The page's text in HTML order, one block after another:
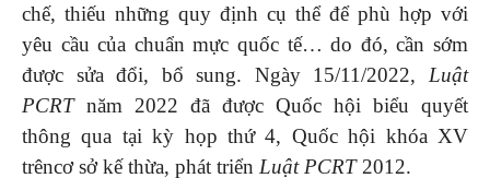
chế, thiếu những quy định cụ thể để phù hợp với
yêu cầu của chuẩn mực quốc tế… do đó, cần sớm
được sửa đổi, bổ sung. Ngày 15/11/2022, Luật
PCRTnăm 2022 đã được Quốc hội biểu quyết
thông qua tại kỳ họp thứ 4, Quốc hội khóa XV
trêncơ sở kế thừa, phát triển Luật PCRT2012.